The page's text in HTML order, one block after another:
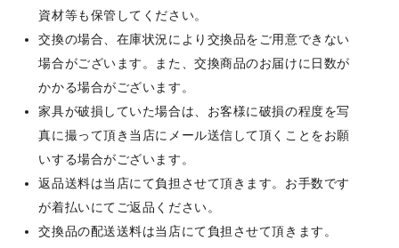
資材等も保管してください。
交換の場合、在庫状況により交換品をご用意できない
場合がございます。また、交換商品のお届けに日数が
かかる場合がございます。
家具が破損していた場合は、お客様に破損の程度を写
真に撮って頂き当店にメール送信して頂くことをお願
いする場合がございます。
返品送料は当店にて負担させて頂きます。お手数です
が着払いにてご返品ください。
交換品の配送送料は当店にて負担させて頂きます。